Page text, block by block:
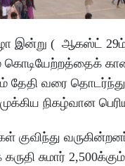
இன்று ( ஆகஸ்ட்
கொடியேற்றத்தைக்
தேதி வரை தொடர்ந்து
நிகழ்வான
சுமார்